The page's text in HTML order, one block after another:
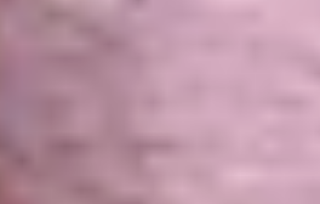
увлечения,
в гости. Тем
ко всему
— там и
образе:
а на голове —
цветов, перьев